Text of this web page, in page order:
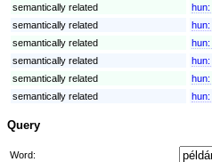
semantically related
hun:
semantically related
hun:
semantically related
hun:
semantically related
hun:
semantically related
hun:
semantically related
hun:
Query
Word: